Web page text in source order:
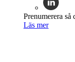
Prenumerera så
Läs mer